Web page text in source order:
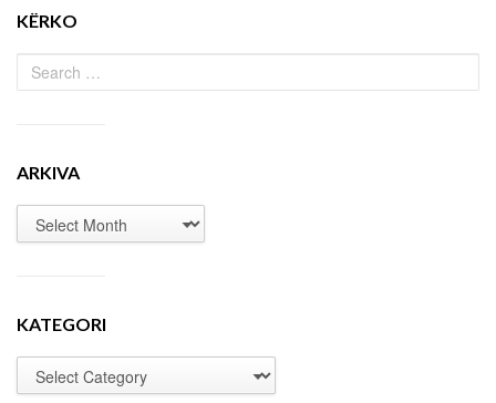
KËRKO
ARKIVA
KATEGORI